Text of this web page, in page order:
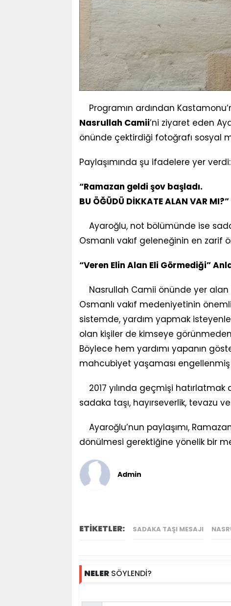
Programın ardından
Nasrullah Camii’ni ziyaret eden
önünde çektirdiği fotoğrafı sosyal
Paylaşımında şu ifadelere yer verdi:
“Ramazan geldi şov başladı.
BU ÖĞÜDÜ DİKKATE ALAN VAR MI?”
Ayaroğlu, not bölümünde ise
Osmanlı vakıf geleneğinin en zarif
“Veren Elin Alan Eli Görmediği”
Nasrullah Camii önünde yer alan
Osmanlı vakıf medeniyetinin
sistemde, yardım yapmak isteyenler
olan kişiler de kimseye
Böylece hem yardımı yapanın
mahcubiyet yaşaması
2017 yılında geçmişi
sadaka taşı, hayırseverlik, tevazu
Ayaroğlu’nun paylaşımı,
dönülmesi gerektiğine yönelik bir
Admin
ETİKETLER: SADAKA TAŞI MESAJI
NELER SÖYLENDİ?